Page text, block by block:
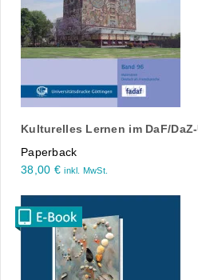
Kulturelles Lernen im DaF/
Paperback
38,00 € inkl. MwSt.